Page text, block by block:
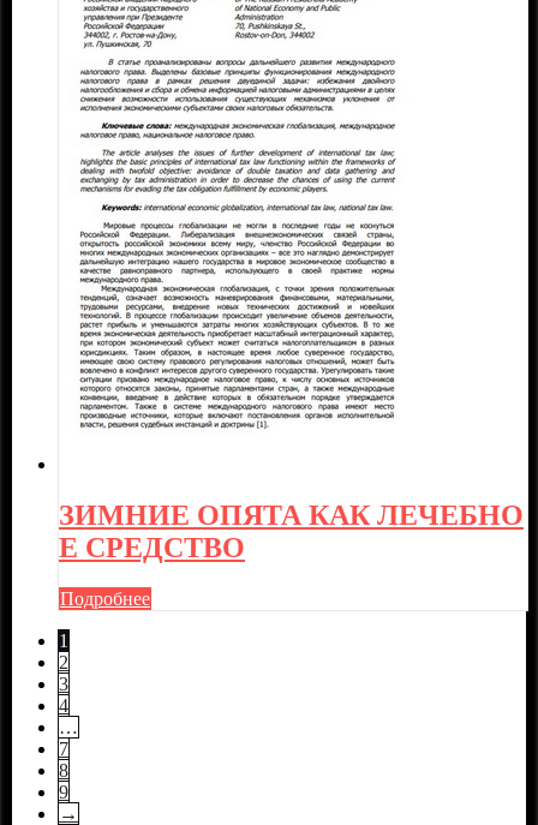
ЗИМНИЕ ОПЯТА КАК ЛЕЧЕБНО
Е СРЕДСТВО
Подробнее
1
2
3
4
…
7
8
9
→